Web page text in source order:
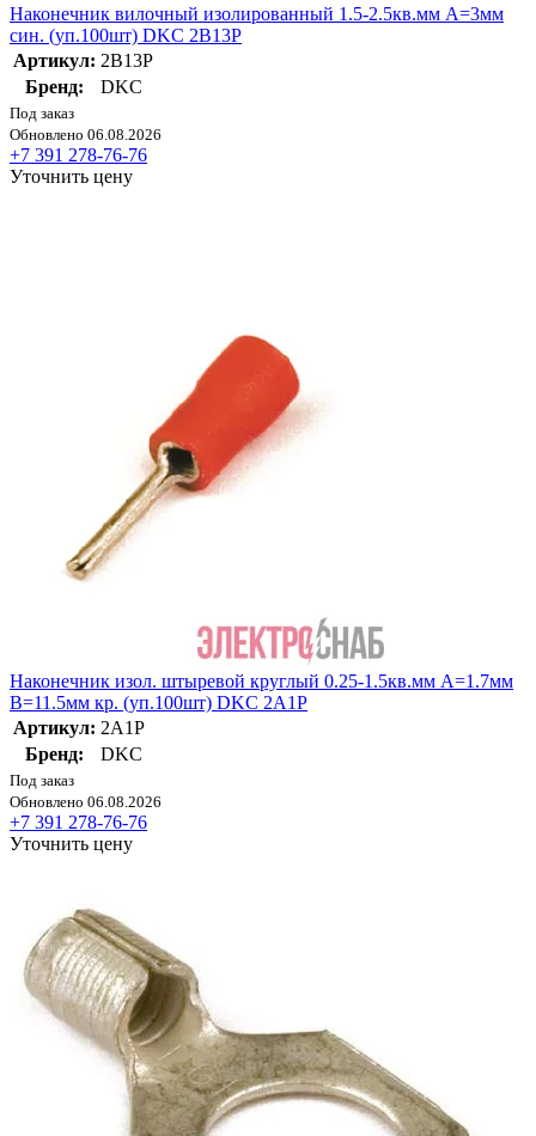
Наконечник вилочный изолированный 1.5-2.5кв.мм А=3мм
син. (уп.100шт) DKC 2B13P
Артикул: 2B13P
Бренд:
DKC
Под заказ
Обновлено 06.08.2026
+7 391 278-76-76
Уточнить цену
Наконечник изол. штыревой круглый 0.25-1.5кв.мм А=1.7мм
B=11.5мм кр. (уп.100шт) DKC 2A1P
Артикул: 2A1P
Бренд:
DKC
Под заказ
Обновлено 06.08.2026
+7 391 278-76-76
Уточнить цену